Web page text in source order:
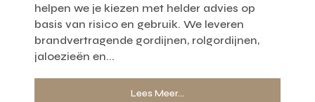
helpen we je kiezen met helder advies op
basis van risico en gebruik. We leveren
brandvertragende gordijnen, rolgordijnen,
jaloezieën en...
Lees Meer...